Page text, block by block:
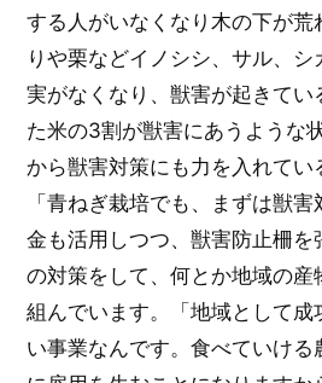
する人がいなくなり木の下が荒
りや栗などイノシシ、サル、シ
実がなくなり、獣害が起きてい
た米の3割が獣害にあうような
から獣害対策にも力を入れてい
「青ねぎ栽培でも、まずは獣
金も活用しつつ、獣害防止柵を
の対策をして、何とか地域の産
組んでいます。「地域として成
い事業なんです。食べていけ